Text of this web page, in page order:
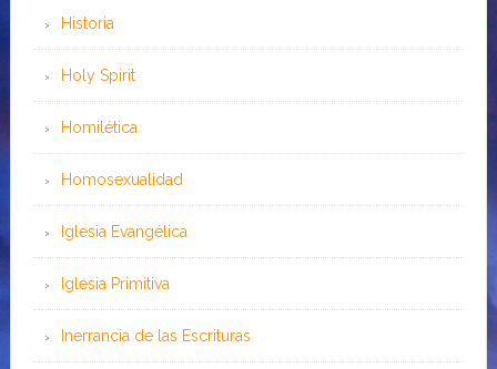
Historia
Holy Spirit
Homilética
Homosexualidad
Iglesia Evangélica
Iglesia Primitiva
Inerrancia de las Escrituras